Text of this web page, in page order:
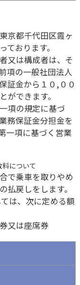
京都千代田区霞ヶ
おります。
又は構成者は、そ
項の一般社団法人
証金から１０,００
ができます。
項の規定に基づ
務保証金分担金を
一項に基づく営業
について
で乗車を取りやめ
払戻しをします。
は、次に定める額
又は座席券